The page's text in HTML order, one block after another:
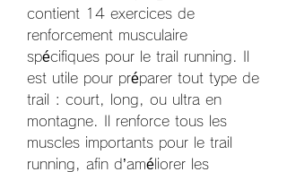
contient 14 exercices de
renforcement musculaire
spécifiques pour le trail running. Il
est utile pour préparer tout type de
trail : court, long, ou ultra en
montagne. Il renforce tous les
muscles importants pour le trail
running, afin d’améliorer les